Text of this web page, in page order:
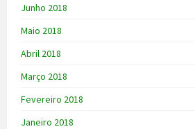
Junho 2018
Maio 2018
Abril 2018
Março 2018
Fevereiro 2018
Janeiro 2018